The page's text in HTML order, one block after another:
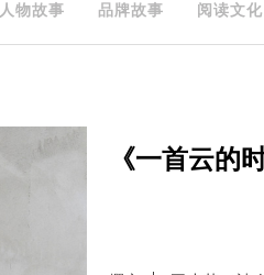
人物故事 品牌故事 阅读文化
《一首云